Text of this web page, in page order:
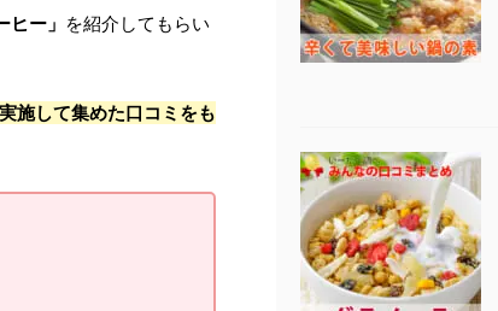
ー」 を紹介してもらい
施して集めた口コミをも